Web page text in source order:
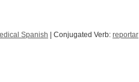
Spanish | Conjugated Verb: reportar